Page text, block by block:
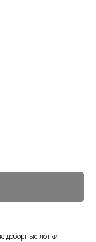
доборные лотки